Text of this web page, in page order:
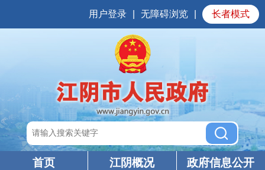
用户登录 无障碍浏览 长者模式
首页 江阴概况
政府信息公开